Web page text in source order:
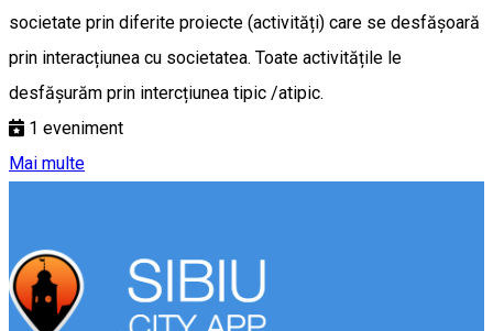
societate prin diferite proiecte (activități) care se desfășoară
prin interacțiunea cu societatea. Toate activitățile le
desfășurăm prin intercțiunea tipic /atipic.
1 eveniment
Mai multe